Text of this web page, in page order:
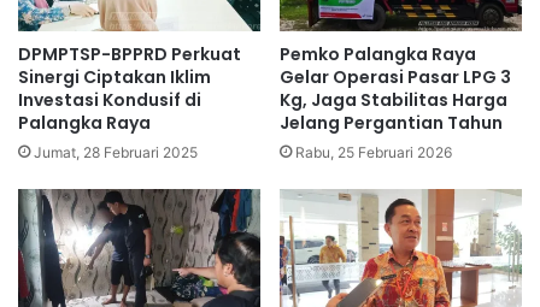
DPMPTSP-BPPRD Perkuat
Sinergi Ciptakan Iklim
Investasi Kondusif di
Palangka Raya
Jumat, 28 Februari 2025
Pemko Palangka Raya
Gelar Operasi Pasar LPG 3
Kg, Jaga Stabilitas Harga
Jelang Pergantian Tahun
Rabu, 25 Februari 2026